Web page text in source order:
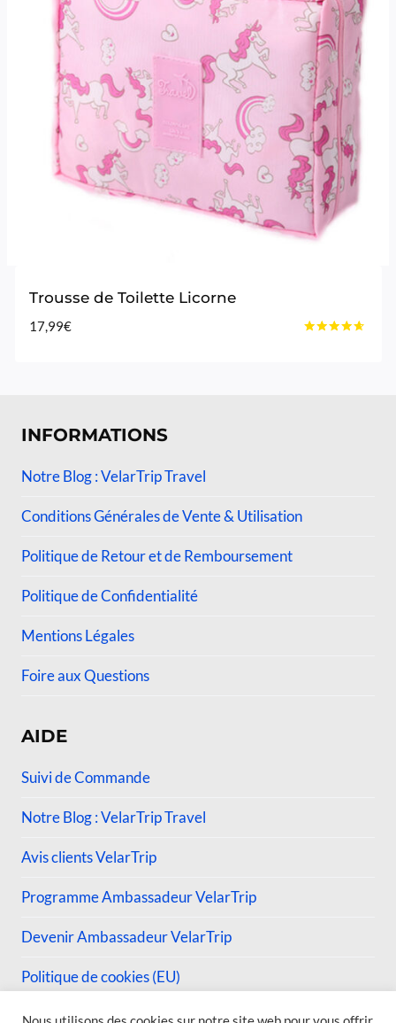
Trousse de Toilette Licorne
17,99€
INFORMATIONS
Notre Blog : VelarTrip Travel
Conditions Générales de Vente & Utilisation
Politique de Retour et de Remboursement
Politique de Confidentialité
Mentions Légales
Foire aux Questions
AIDE
Suivi de Commande
Notre Blog : VelarTrip Travel
Avis clients VelarTrip
Programme Ambassadeur VelarTrip
Devenir Ambassadeur VelarTrip
Politique de cookies (EU)